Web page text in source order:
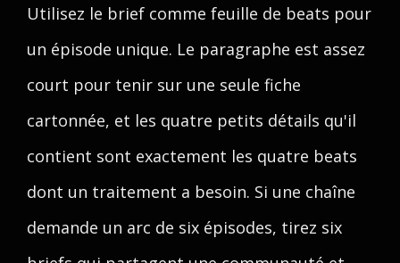
Utilisez le brief comme feuille de beats pour
un épisode unique. Le paragraphe est assez
court pour tenir sur une seule fiche
cartonnée, et les quatre petits détails qu'il
contient sont exactement les quatre beats
dont un traitement a besoin. Si une chaîne
demande un arc de six épisodes, tirez six